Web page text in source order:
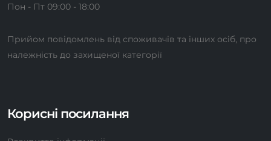
Пон - Пт 09:00 - 18:00
Прийом повідомлень від споживачів та інших осіб, про
належність до захищеної категорії
Корисні посилання